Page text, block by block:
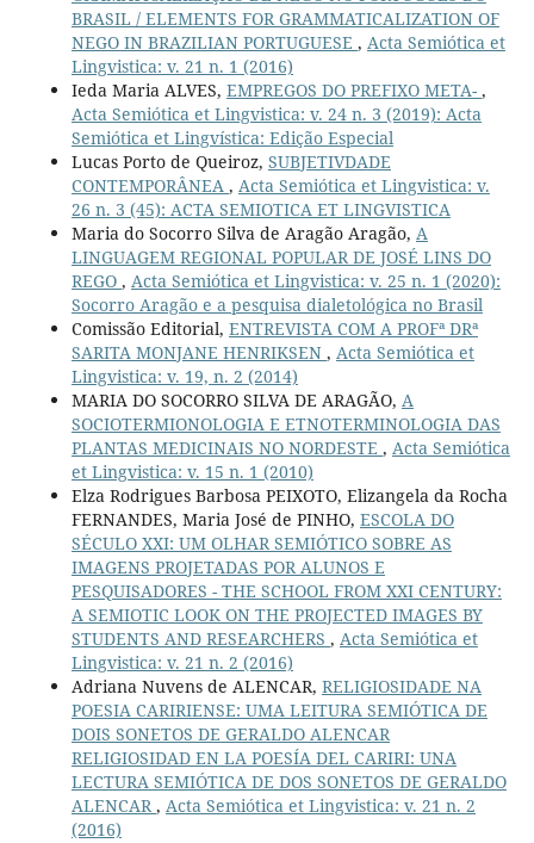
BRASIL / ELEMENTS FOR GRAMMATICALIZATION OF
NEGO IN BRAZILIAN PORTUGUESE , Acta Semiótica et
Lingvistica: v. 21 n. 1 (2016)
Ieda Maria ALVES, EMPREGOS DO PREFIXO META- ,
Acta Semiótica et Lingvistica: v. 24 n. 3 (2019): Acta
Semiótica et Lingvística: Edição Especial
Lucas Porto de Queiroz, SUBJETIVDADE
CONTEMPORÂNEA , Acta Semiótica et Lingvistica: v.
26 n. 3 (45): ACTA SEMIOTICA ET LINGVISTICA
Maria do Socorro Silva de Aragão Aragão, A
LINGUAGEM REGIONAL POPULAR DE JOSÉ LINS DO
REGO , Acta Semiótica et Lingvistica: v. 25 n. 1 (2020):
Socorro Aragão e a pesquisa dialetológica no Brasil
Comissão Editorial, ENTREVISTA COM A PROFª DRª
SARITA MONJANE HENRIKSEN , Acta Semiótica et
Lingvistica: v. 19, n. 2 (2014)
MARIA DO SOCORRO SILVA DE ARAGÃO, A
SOCIOTERMIONOLOGIA E ETNOTERMINOLOGIA DAS
PLANTAS MEDICINAIS NO NORDESTE , Acta Semiótica
et Lingvistica: v. 15 n. 1 (2010)
Elza Rodrigues Barbosa PEIXOTO, Elizangela da Rocha
FERNANDES, Maria José de PINHO, ESCOLA DO
SÉCULO XXI: UM OLHAR SEMIÓTICO SOBRE AS
IMAGENS PROJETADAS POR ALUNOS E
PESQUISADORES - THE SCHOOL FROM XXI CENTURY:
A SEMIOTIC LOOK ON THE PROJECTED IMAGES BY
STUDENTS AND RESEARCHERS , Acta Semiótica et
Lingvistica: v. 21 n. 2 (2016)
Adriana Nuvens de ALENCAR, RELIGIOSIDADE NA
POESIA CARIRIENSE: UMA LEITURA SEMIÓTICA DE
DOIS SONETOS DE GERALDO ALENCAR
RELIGIOSIDAD EN LA POESÍA DEL CARIRI: UNA
LECTURA SEMIÓTICA DE DOS SONETOS DE GERALDO
ALENCAR, Acta Semiótica et Lingvistica: v. 21 n. 2
(2016)